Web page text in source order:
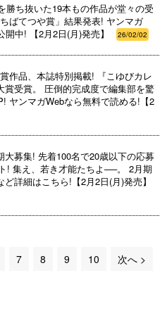
勝ち抜いた19本もの作品が堂々の受
ばてつや賞」結果発表! ヤンマガ
中! 【2月2日(月)発売】
26/02/02
作品、本誌特別掲載! 『こゆびカレ
受賞。 圧倒的完成度で編集部を驚
ヤンマガWebなら無料で読める!【2
大募集! 先着100名で20歳以下の応募
! 集え、若き才能たちよ──。 2月期
詳細はこちら!【2月2日(月)発売】
7 8 9 10 次へ >